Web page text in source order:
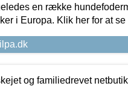
en række
i Europa. Klik her for at
og familiedrevet